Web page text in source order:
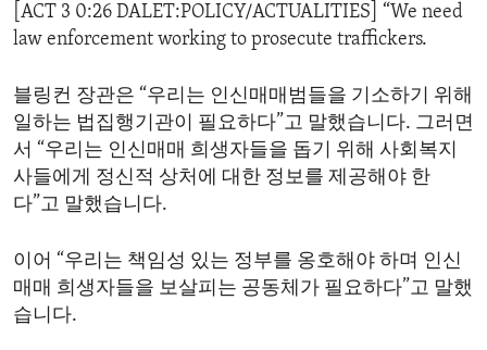
[ACT 3 0:26 DALET:POLICY/ACTUALITIES] “We need
law enforcement working to prosecute traffickers.
블링컨 장관은 “우리는 인신매매범들을 기소하기 위해
일하는 법집행기관이 필요하다”고 말했습니다. 그러면
서 “우리는 인신매매 희생자들을 돕기 위해 사회복지
사들에게 정신적 상처에 대한 정보를 제공해야 한
다”고 말했습니다.
이어 “우리는 책임성 있는 정부를 옹호해야 하며 인신
매매 희생자들을 보살피는 공동체가 필요하다”고 말했
습니다.